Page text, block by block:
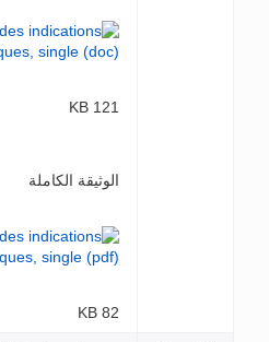
121 KB
الوثيقة الكاملة
82 KB